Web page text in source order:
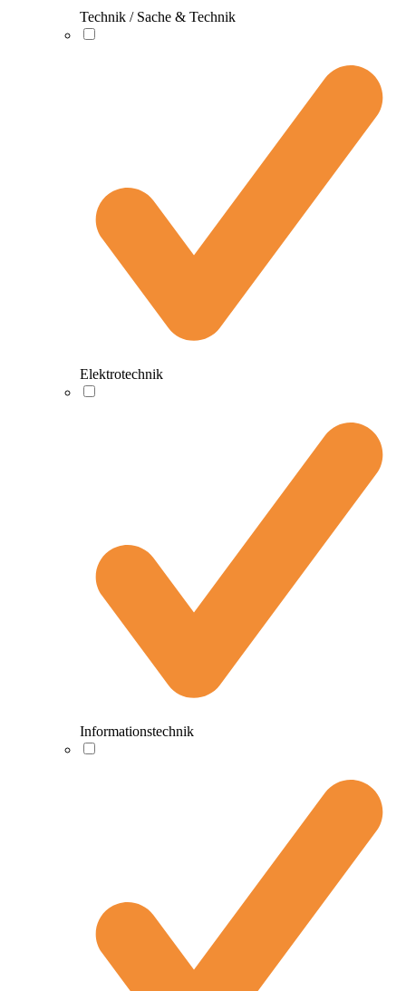
Technik / Sache & Technik
Elektrotechnik
Informationstechnik